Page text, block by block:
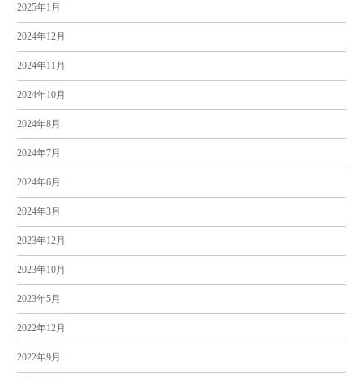
2025年1月
2024年12月
2024年11月
2024年10月
2024年8月
2024年7月
2024年6月
2024年3月
2023年12月
2023年10月
2023年5月
2022年12月
2022年9月